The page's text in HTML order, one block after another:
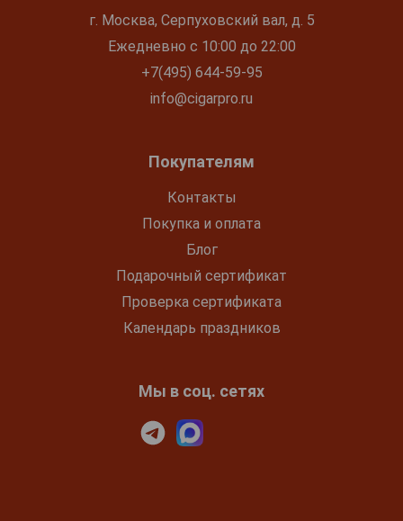
г. Москва, Серпуховский вал, д. 5
Ежедневно с 10:00 до 22:00
+7(495) 644-59-95
info@cigarpro.ru
Покупателям
Контакты
Покупка и оплата
Блог
Подарочный сертификат
Проверка сертификата
Календарь праздников
Мы в соц. сетях